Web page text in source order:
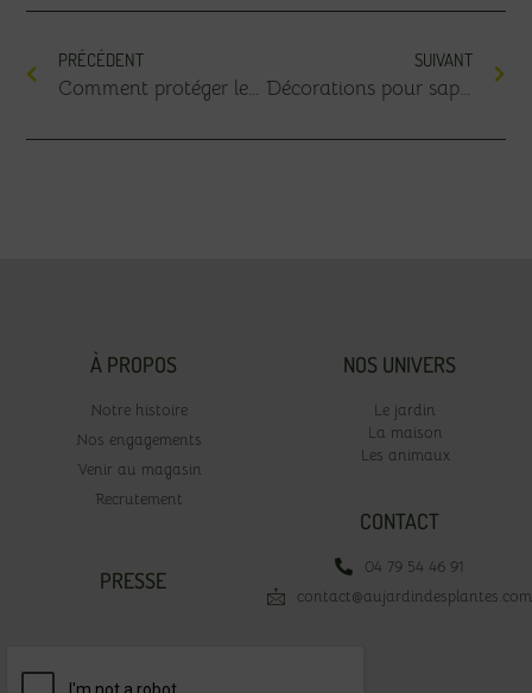
PRÉCÉDENT
Comment protéger les plantes du gel ?
SUIVANT
Décorations pour sapin de Noël : guide pour un sapin parfait !
À PROPOS
Notre histoire
Nos engagements
Venir au magasin
Recrutement
NOS UNIVERS
Le jardin
La maison
Les animaux
PRESSE
CONTACT
04 79 54 46 91
contact@aujardindesplantes.com